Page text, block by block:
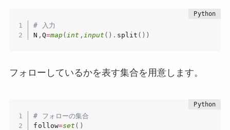
# 入力
N , Q=map( int , input ( ) . split ( ) )
フォローしているかを表す集合を用意します。
# フォローの集合
follow=set ( )